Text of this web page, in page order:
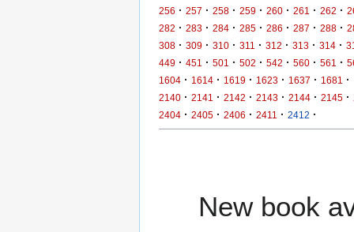
256 · 257 · 258 · 259 · 260 · 261 · 262 ·
282 · 283 · 284 · 285 · 286 · 287 · 288 ·
308 · 309 · 310 · 311 · 312 · 313 · 314 ·
449 · 451 · 501 · 502 · 542 · 560 · 561 ·
1604 · 1614 · 1619 · 1623 · 1637 · 1681 ·
2140 · 2141 · 2142 · 2143 · 2144 · 2145 ·
2404 · 2405 · 2406 · 2411 · 2412 ·
New book